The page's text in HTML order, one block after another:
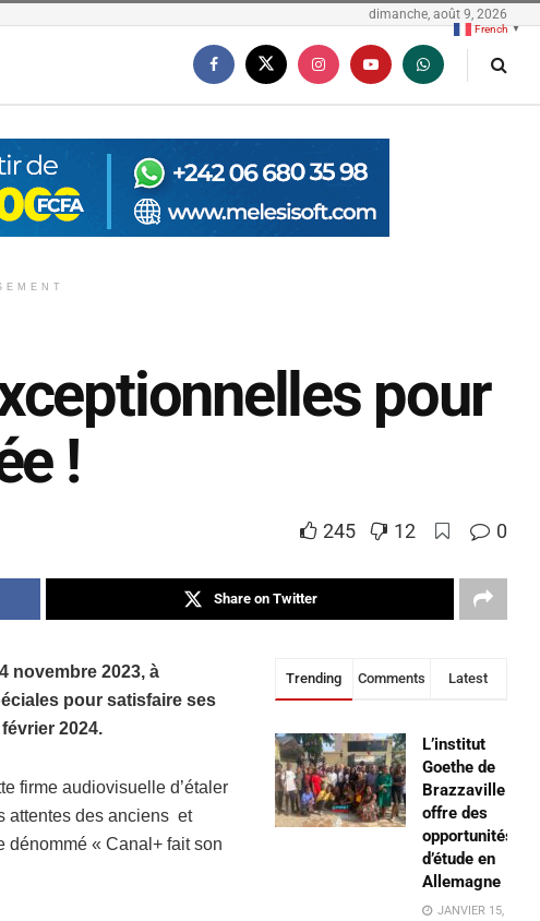
dimanche, août 9, 2026
pour
!
245 12 0
Share on Twitter
novembre 2023, à
pour satisfaire ses
2024.
firme audiovisuelle d’étaler
attentes des anciens et
dénommé « Canal+ fait son
Trending Comments Latest
L’institut
Goethe de
Brazzaville
offre des
opportunités
d’étude en
Allemagne
JANVIER 15,
French ▼